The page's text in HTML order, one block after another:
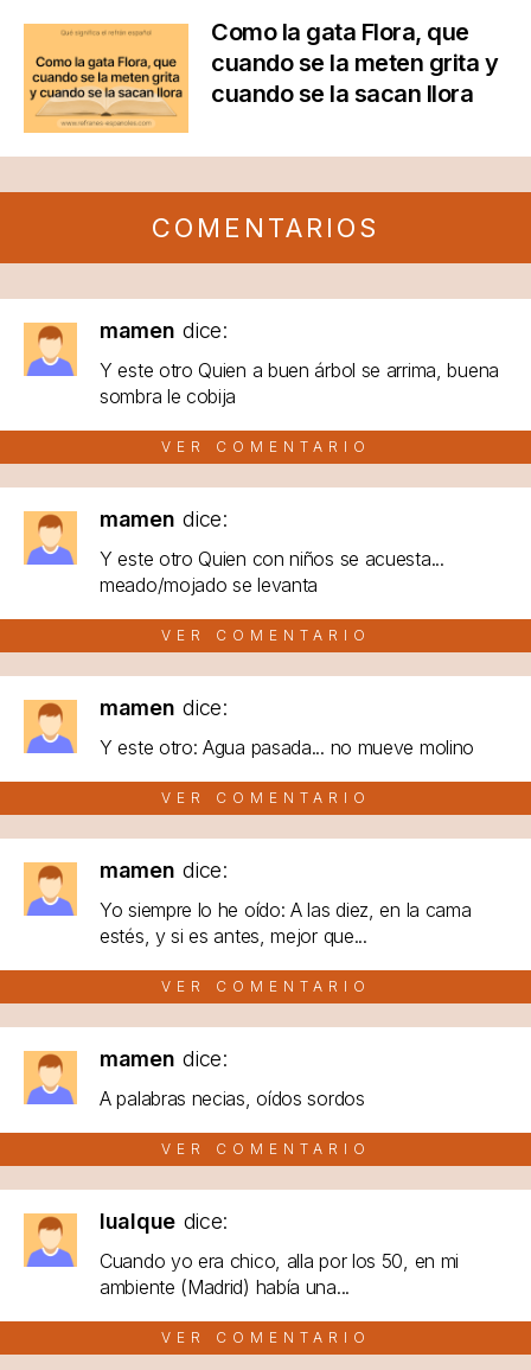
Como la gata Flora, que
cuando se la meten grita y
cuando se la sacan llora
COMENTARIOS
mamen dice:
Y este otro Quien a buen árbol se arrima, buena
sombra le cobija
VER COMENTARIO
mamen dice:
Y este otro Quien con niños se acuesta...
meado/mojado se levanta
VER COMENTARIO
mamen dice:
Y este otro: Agua pasada... no mueve molino
VER COMENTARIO
mamen dice:
Yo siempre lo he oído: A las diez, en la cama
estés, y si es antes, mejor que...
VER COMENTARIO
mamen dice:
A palabras necias, oídos sordos
VER COMENTARIO
lualque dice:
Cuando yo era chico, alla por los 50, en mi
ambiente (Madrid) había una...
VER COMENTARIO